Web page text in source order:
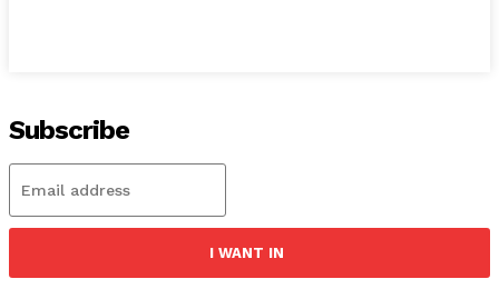
Subscribe
I WANT IN